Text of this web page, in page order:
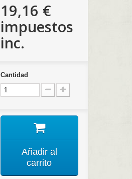
19,16 €
impuestos
inc.
Cantidad
Añadir al
carrito